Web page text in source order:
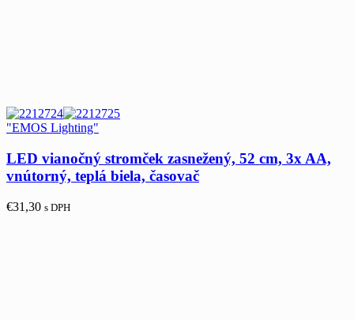
"EMOS Lighting"
LED vianočný stromček zasnežený, 52 cm, 3x AA,
vnútorný, teplá biela, časovač
€31,30 s DPH